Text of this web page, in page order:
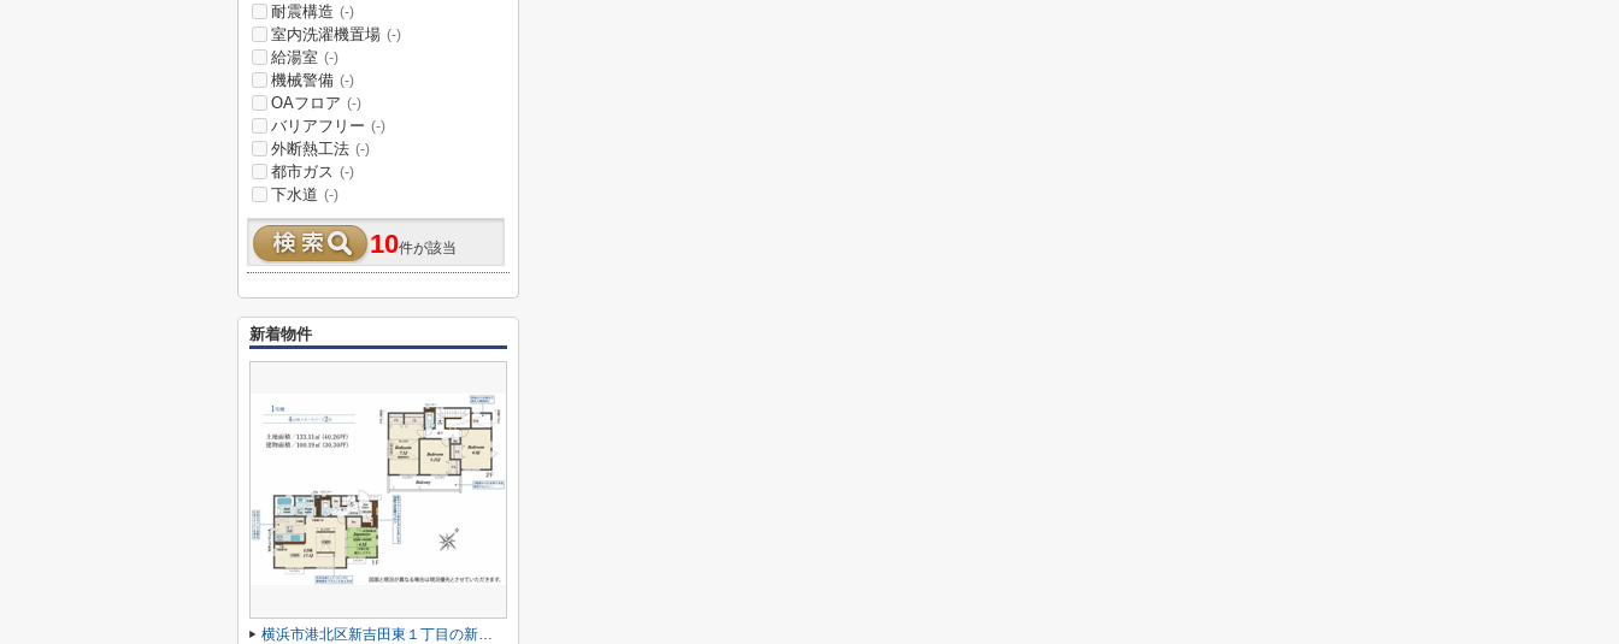
耐震構造 (-)
室内洗濯機置場 (-)
給湯室 (-)
機械警備 (-)
OAフロア (-)
バリアフリー (-)
外断熱工法 (-)
都市ガス (-)
下水道 (-)
10件が該当
新着物件
横浜市港北区新吉田東１丁目の新築一戸建